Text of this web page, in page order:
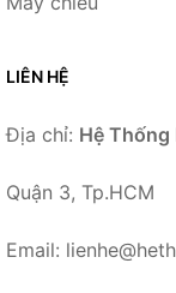
LIÊN HỆ
Địa chỉ: Hệ Thống
Quận 3, Tp.HCM
Email: